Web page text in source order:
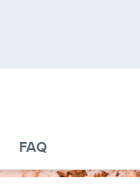
FAQ